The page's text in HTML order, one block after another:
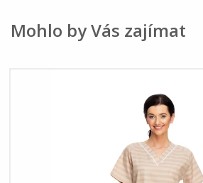
Mohlo by Vás zajímat